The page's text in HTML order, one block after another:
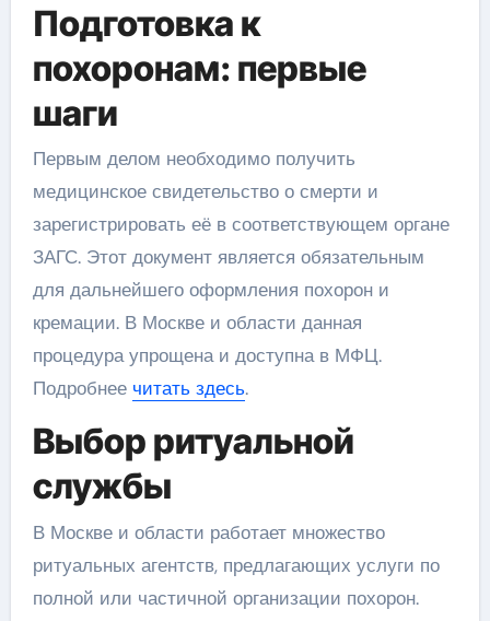
Подготовка к
похоронам: первые
шаги
Первым делом необходимо получить
медицинское свидетельство о смерти и
зарегистрировать её в соответствующем органе
ЗАГС. Этот документ является обязательным
для дальнейшего оформления похорон и
кремации. В Москве и области данная
процедура упрощена и доступна в МФЦ.
Подробнее читать здесь.
Выбор ритуальной
службы
В Москве и области работает множество
ритуальных агентств, предлагающих услуги по
полной или частичной организации похорон.